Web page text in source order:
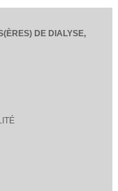
DE DIALYSE,